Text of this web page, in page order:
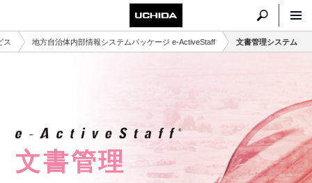
ス 地方自治体内部情報システムパッケージ e-ActiveStaff 文書管理システム
文書管理